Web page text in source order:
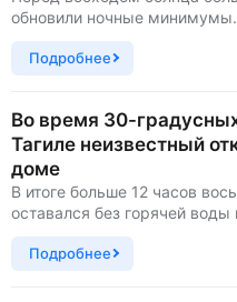
обновили ночные минимумы.
Подробнее
Во время 30-
Тагиле неизвестный
доме
В итоге больше 12 часов
оставался без горячей воды
Подробнее